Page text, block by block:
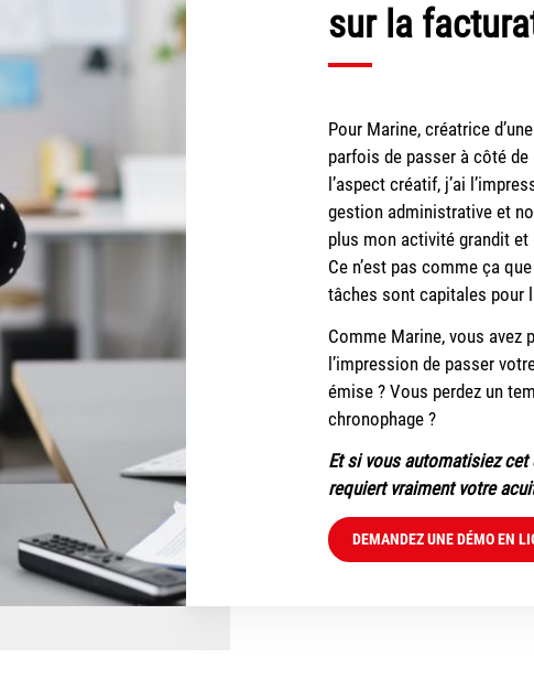
sur la
Pour Marine, créatrice
parfois de passer à côté
l’aspect créatif, j’ai
gestion administrative et
plus mon activité grandit
Ce n’est pas comme ça
tâches sont capitales pour
Comme Marine, vous avez
l’impression de passer
émise ? Vous perdez un
chronophage ?
Et si vous automatisiez
requiert vraiment votre
DEMANDEZ UNE DÉMO EN